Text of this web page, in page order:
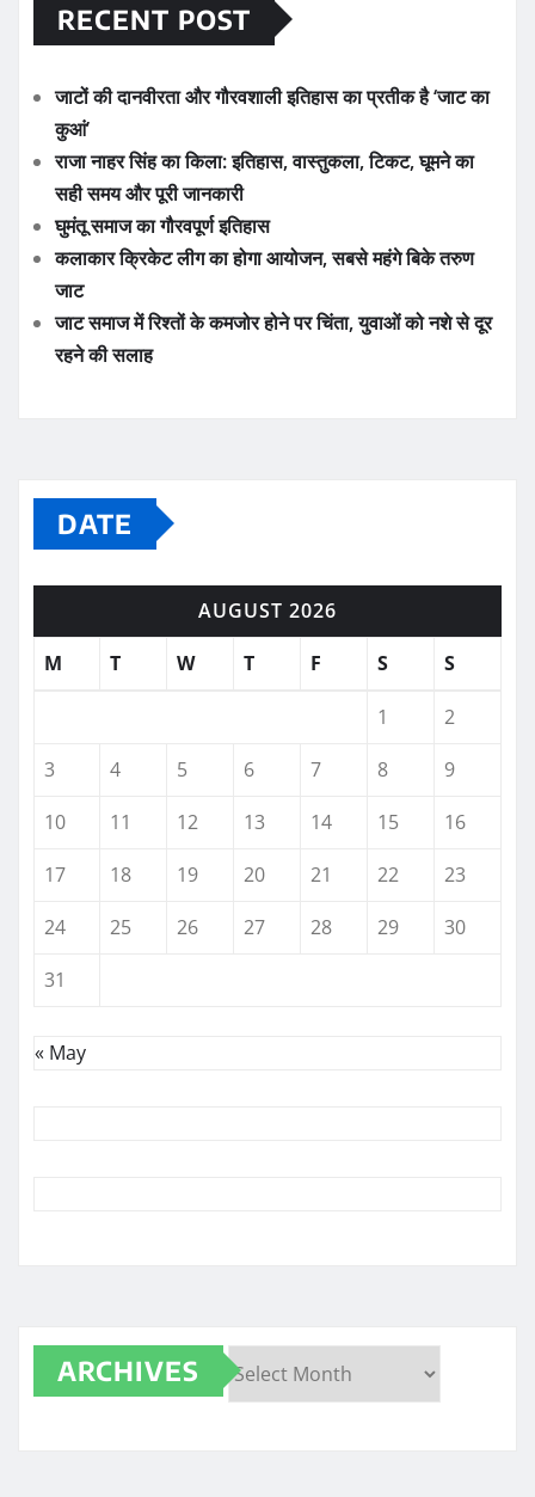
RECENT POST
जाटों की दानवीरता और गौरवशाली इतिहास का प्रतीक है ‘जाट का
कुआं’
राजा नाहर सिंह का किला: इतिहास, वास्तुकला, टिकट, घूमने का
सही समय और पूरी जानकारी
घुमंतू समाज का गौरवपूर्ण इतिहास
कलाकार क्रिकेट लीग का होगा आयोजन, सबसे महंगे बिके तरुण
जाट
जाट समाज में रिश्तों के कमजोर होने पर चिंता, युवाओं को नशे से दूर
रहने की सलाह
DATE
AUGUST 2026
M
T W T F S S
1
2
3
4 5 6 7 8
9
10
11 12 13 14 15
16
17
18 19 20 21 22
23
24
25 26 27 28 29
30
31
« May
ARCHIVES